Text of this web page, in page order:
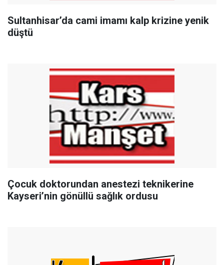
Sultanhisar’da cami imamı kalp krizine yenik
düştü
Çocuk doktorundan anestezi teknikerine
Kayseri’nin gönüllü sağlık ordusu